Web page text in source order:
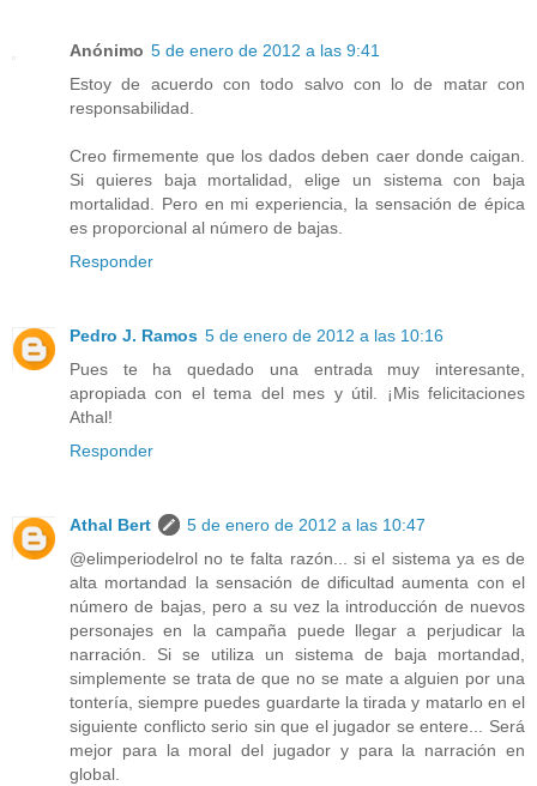
Anónimo 5 de enero de 2012 a las 9:41
Estoy de acuerdo con todo salvo con lo de matar con
responsabilidad.
Creo firmemente que los dados deben caer donde caigan.
Si quieres baja mortalidad, elige un sistema con baja
mortalidad. Pero en mi experiencia, la sensación de épica
es proporcional al número de bajas.
Responder
Pedro J. Ramos 5 de enero de 2012 a las 10:16
Pues te ha quedado una entrada muy interesante,
apropiada con el tema del mes y útil. ¡Mis felicitaciones
Athal!
Responder
Athal Bert
5 de enero de 2012 a las 10:47
@elimperiodelrol no te falta razón... si el sistema ya es de
alta mortandad la sensación de dificultad aumenta con el
número de bajas, pero a su vez la introducción de nuevos
personajes en la campaña puede llegar a perjudicar la
narración. Si se utiliza un sistema de baja mortandad,
simplemente se trata de que no se mate a alguien por una
tontería, siempre puedes guardarte la tirada y matarlo en el
siguiente conflicto serio sin que el jugador se entere... Será
mejor para la moral del jugador y para la narración en
global.